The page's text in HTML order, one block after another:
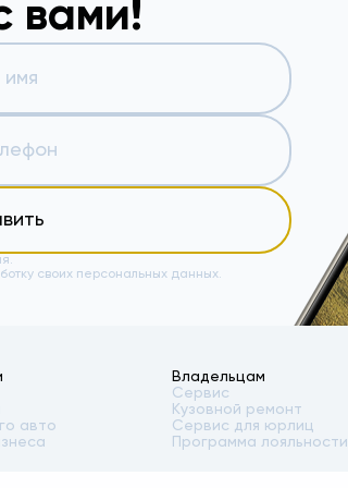
вами!
своих персональных данных.
авто
Владельцам
Сервис
Кузовной ремонт
Сервис для юрлиц
Программа лояльности